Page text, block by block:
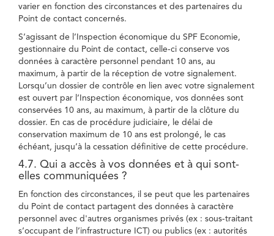
varier en fonction des circonstances et des partenaires du
Point de contact concernés.
S’agissant de l’Inspection économique du SPF Economie,
gestionnaire du Point de contact, celle-ci conserve vos
données à caractère personnel pendant 10 ans, au
maximum, à partir de la réception de votre signalement.
Lorsqu’un dossier de contrôle en lien avec votre signalement
est ouvert par l’Inspection économique, vos données sont
conservées 10 ans, au maximum, à partir de la clôture du
dossier. En cas de procédure judiciaire, le délai de
conservation maximum de 10 ans est prolongé, le cas
échéant, jusqu’à la cessation définitive de cette procédure.
4.7. Qui a accès à vos données et à qui sont-
elles communiquées ?
En fonction des circonstances, il se peut que les partenaires
du Point de contact partagent des données à caractère
personnel avec d'autres organismes privés (ex : sous-traitant
s’occupant de l’infrastructure ICT) ou publics (ex : autorités